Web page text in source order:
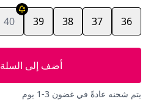
36
37
38
39
40
أضف إلى السلة
يتم شحنه عادةً في غضون 3-1 يوم